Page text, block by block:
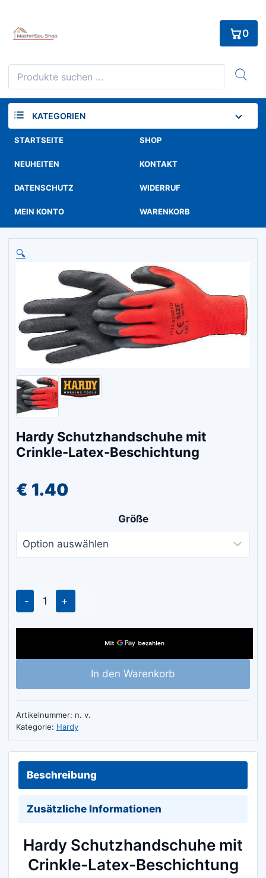
content
Suchen
nach:
0
KATEGORIEN
STARTSEITE SHOP
NEUHEITEN KONTAKT
DATENSCHUTZ WIDERRUF
MEIN KONTO WARENKORB
🔍
Hardy Schutzhandschuhe mit
Crinkle-Latex-Beschichtung
€ 1.40
Größe
Hardy
Schutzhandschuhe
mit
Latex-
Beschichtung
Menge
In den Warenkorb
Artikelnummer: n. v.
Kategorie: Hardy
Beschreibung
Zusätzliche Informationen
Hardy Schutzhandschuhe mit
Crinkle-Latex-Beschichtung